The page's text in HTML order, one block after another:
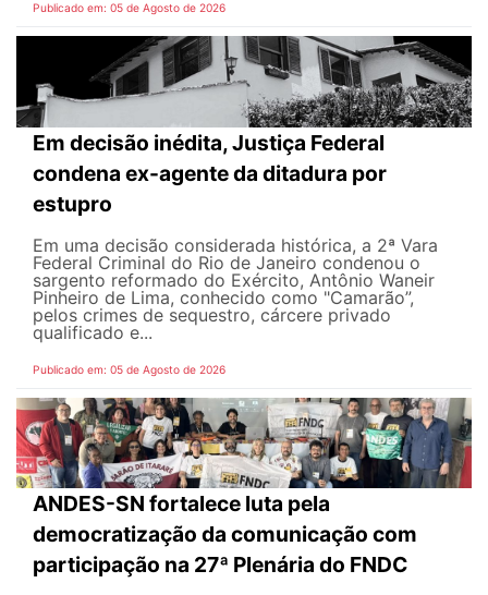
Publicado em: 05 de Agosto de 2026
Em decisão inédita, Justiça Federal
condena ex-agente da ditadura por
estupro
Em uma decisão considerada histórica, a 2ª Vara
Federal Criminal do Rio de Janeiro condenou o
sargento reformado do Exército, Antônio Waneir
Pinheiro de Lima, conhecido como "Camarão”,
pelos crimes de sequestro, cárcere privado
qualificado e...
Publicado em: 05 de Agosto de 2026
ANDES-SN fortalece luta pela
democratização da comunicação com
participação na 27ª Plenária do FNDC